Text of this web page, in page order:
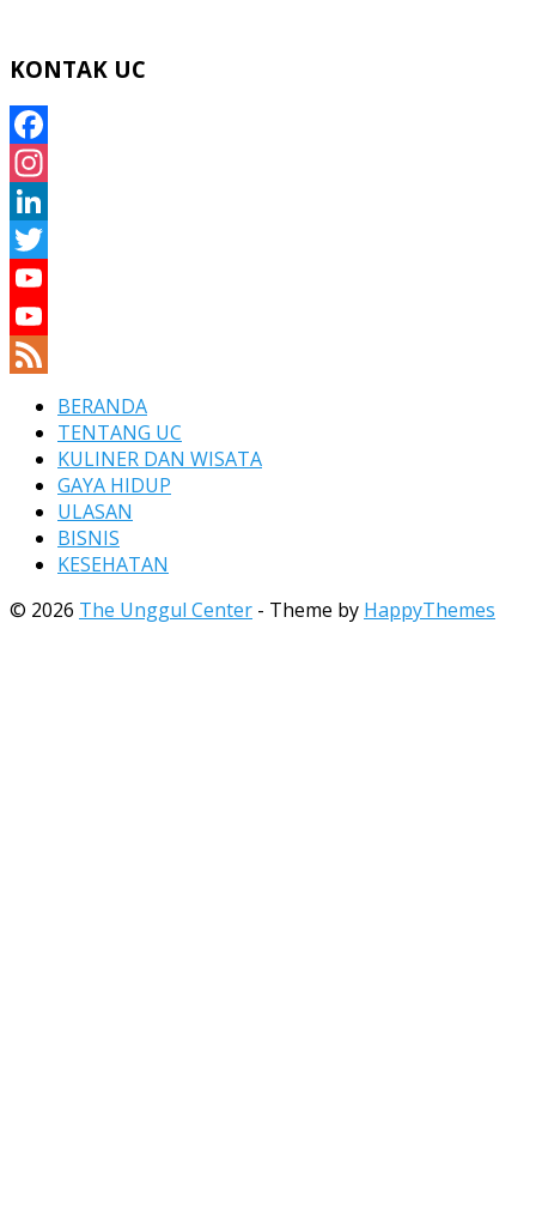
KONTAK UC
Facebook
Instagram
LinkedIn
Twitter
YouTube
YouTube
ChannelBERANDA
TENTANG UC
KULINER DAN WISATA
GAYA HIDUP
ULASAN
BISNIS
KESEHATAN
© 2026 The Unggul Center - Theme by HappyThemes